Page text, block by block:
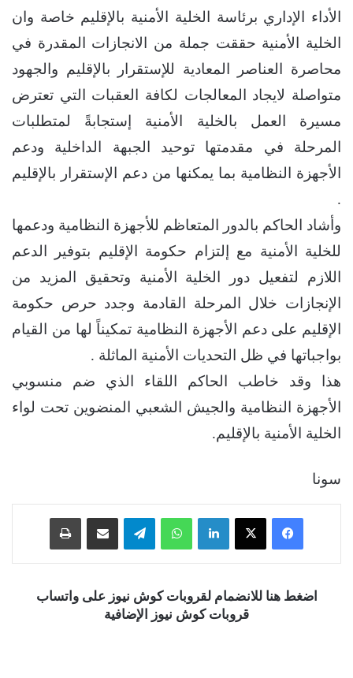
الأداء الإداري برئاسة الخلية الأمنية بالإقليم خاصة وان
الخلية الأمنية حققت جملة من الانجازات المقدرة في
محاصرة العناصر المعادية للإستقرار بالإقليم والجهود
متواصلة لايجاد المعالجات لكافة العقبات التي تعترض
مسيرة العمل بالخلية الأمنية إستجابةً لمتطلبات
المرحلة في مقدمتها توحيد الجبهة الداخلية ودعم
الأجهزة النظامية بما يمكنها من دعم الإستقرار بالإقليم
.
وأشاد الحاكم بالدور المتعاظم للأجهزة النظامية ودعمها
للخلية الأمنية مع إلتزام حكومة الإقليم بتوفير الدعم
اللازم لتفعيل دور الخلية الأمنية وتحقيق المزيد من
الإنجازات خلال المرحلة القادمة وجدد حرص حكومة
الإقليم على دعم الأجهزة النظامية تمكيناً لها من القيام
بواجباتها في ظل التحديات الأمنية الماثلة .
هذا وقد خاطب الحاكم اللقاء الذي ضم منسوبي
الأجهزة النظامية والجيش الشعبي المنضوين تحت لواء
الخلية الأمنية بالإقليم.
سونا
فيسبوك ‫X لينكدإن واتساب تيلقرام
اضغط هنا للانضمام لقروبات كوش نيوز على واتساب
قروبات كوش نيوز الإضافية